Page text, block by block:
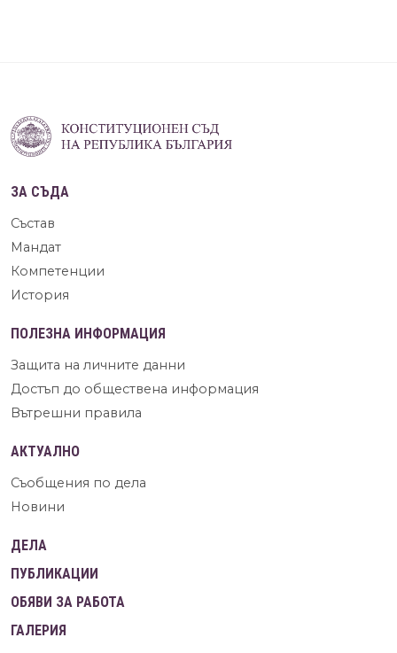
ЗА СЪДА
Състав
Мандат
Компетенции
История
ПОЛЕЗНА ИНФОРМАЦИЯ
Защита на личните данни
Достъп до обществена информация
Вътрешни правила
АКТУАЛНО
Съобщения по дела
Новини
ДЕЛА
ПУБЛИКАЦИИ
ОБЯВИ ЗА РАБОТА
ГАЛЕРИЯ